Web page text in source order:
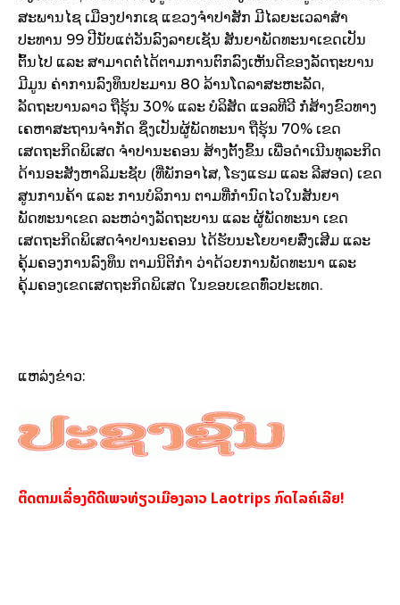
ສະພານໄຊ ເມືອງປາກເຊ ແຂວງຈຳປາສັກ ມີໄລຍະເວລາສຳ
ປະທານ 99​ ປີນັບແຕ່ວັນລົງລາຍເຊັນ ສັນຍາພັດທະນາເຂດເປັນ
ຕົ້ນໄປ ແລະ ສາມາດຕໍ່ໄດ້ຕາມການຕົກລົງເຫັນດີຂອງລັດຖະບານ
ມີມູນ ຄ່າການລົງທຶນປະມານ 80 ລ້ານໂດລາສະຫະລັດ,
ລັດຖະບານລາວ ຖືຮຸ້ນ 30% ແລະ ບໍລິສັດ ແອລທີວີ ກໍ່ສ້າງຂົວທາງ
ເຄຫາສະຖານຈຳກັດ ຊຶ່ງເປັນຜູ້ພັດທະນາ ຖືຮຸ້ນ 70% ເຂດ
ເສດຖະກິດພິເສດ ຈຳປານະຄອນ ສ້າງຕັ້ງຂຶ້ນ ເພື່ອດຳເນີນທຸລະກິດ
ດ້ານອະສັງຫາລິມະຊັບ (ທີ່ພັກອາໄສ, ໂຮງແຮມ ແລະ ລີສອດ) ເຂດ
ສູນການຄ້າ ແລະ ການບໍລິການ ຕາມທີ່ກຳນົດໄວໃນສັນຍາ
ພັດທະນາເຂດ ລະຫວ່າງລັດຖະບານ ແລະ ຜູ້ພັດທະນາ ເຂດ
ເສດຖະກິດພິເສດຈຳປານະຄອນ ໄດ້ຮັບນະໂຍບາຍສົ່ງເສີມ ແລະ
ຄຸ້ມຄອງການລົງທຶນ ຕາມນິຕິກຳ ວ່າດ້ວຍການພັດທະນາ ແລະ
ຄຸ້ມຄອງເຂດເສດຖະກິດພິເສດ ໃນຂອບເຂດທົ່ວປະເທດ.
ແຫລ່ງຂ່າວ:
ຕິດຕາມເລື່ອງດີດີເພຈທ່ຽວເມືອງລາວ Laotrips ກົດໄລຄ໌ເລີຍ!